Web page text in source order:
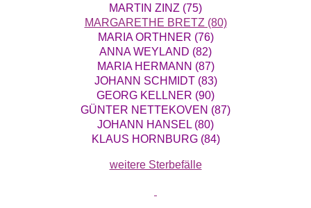
MARTIN ZINZ (75)
MARGARETHE BRETZ (80)
MARIA ORTHNER (76)
ANNA WEYLAND (82)
MARIA HERMANN (87)
JOHANN SCHMIDT (83)
GEORG KELLNER (90)
GÜNTER NETTEKOVEN (87)
JOHANN HANSEL (80)
KLAUS HORNBURG (84)
weitere Sterbefälle